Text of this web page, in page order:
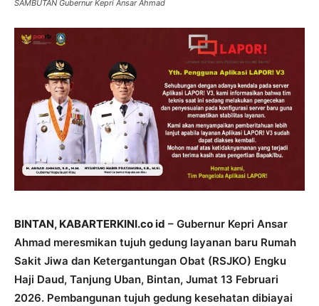
SAMBUTAN Gubernur Kepri Ansar Ahmad
BINTAN, KABARTERKINI.co id – Gubernur Kepri Ansar
Ahmad meresmikan tujuh gedung layanan baru Rumah
Sakit Jiwa dan Ketergantungan Obat (RSJKO) Engku
Haji Daud, Tanjung Uban, Bintan, Jumat 13 Februari
2026. Pembangunan tujuh gedung kesehatan dibiayai